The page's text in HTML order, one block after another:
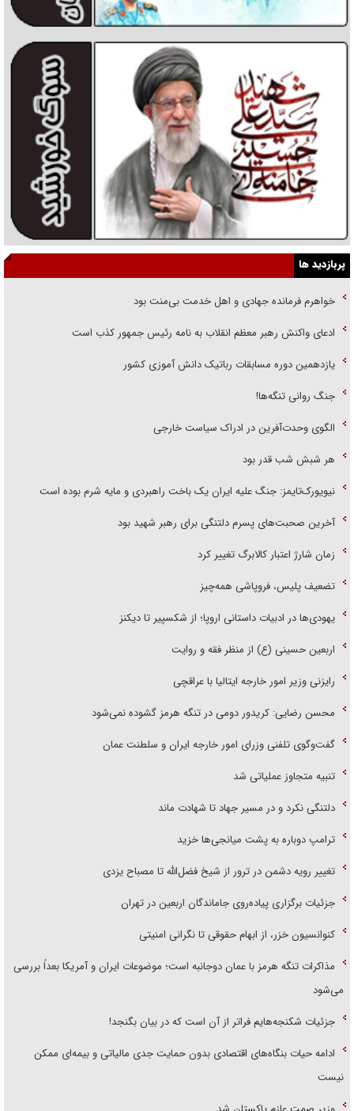
پربازدید ها
خواهرم فرمانده جهادی و اهل خدمت بی‌منت بود
ادعای واکنش رهبر معظم انقلاب به نامه رئیس جمهور کذب است
یازدهمین دوره مسابقات رباتیک دانش آموزی کشور
جنگ روانی تنگه‌ها!
الگوی وحدت‌آفرین در ادراک سیاست خارجی
هر شبش شب قدر بود
نیویورک‌تایمز: جنگ علیه ایران یک باخت راهبردی و مایه شرم بوده است
آخرین صحبت‌های پسرم دلتنگی برای رهبر شهید بود
زمان شارژ اعتبار کالابرگ تغییر کرد
تضعیف پلیس، فروپاشی همه‌چیز
یهودی‌ها در ادبیات داستانی اروپا؛ از شکسپیر تا دیکنز
اربعین حسینی (ع) از منظر فقه و روایت
رایزنی وزیر امور خارجه ایتالیا با عراقچی
محسن رضایی: کریدور دومی در تنگه هرمز گشوده نمی‌شود
گفت‌وگوی تلفنی وزرای امور خارجه ایران و سلطنت عمان
تنبیه متجاوز عملیاتی شد
دلتنگی نکرد و در مسیر جهاد تا شهادت ماند
ترامپ دوباره به پشت میانجی‌ها خزید
تغییر رویه دشمن در ترور از شیخ فضل‌الله تا مصباح یزدی
جزئیات برگزاری پیاده‌روی جاماندگان اربعین در تهران
کنوانسیون خزر، از ابهام حقوقی تا نگرانی امنیتی
مذاکرات تنگه هرمز با عمان دوجانبه است؛ موضوعات ایران و آمریکا بعداً بررسی
می‌شود
جزئیات شکنجه‌هایم فراتر از آن است که در بیان بگنجد!
ادامه حیات بنگاه‌های اقتصادی بدون حمایت جدی مالیاتی و بیمه‌ای ممکن
نیست